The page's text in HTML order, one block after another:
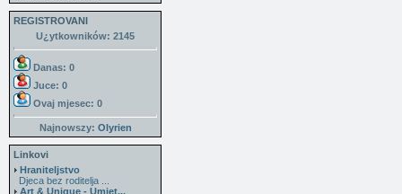
REGISTROVANI
U¿ytkowników: 2145
Danas: 0
Juce: 0
Ovaj mjesec: 0
Najnowszy: Olyrien
Linkovi
Hraniteljstvo
Djeca bez roditelja ...
Art & Unique - Umjet...